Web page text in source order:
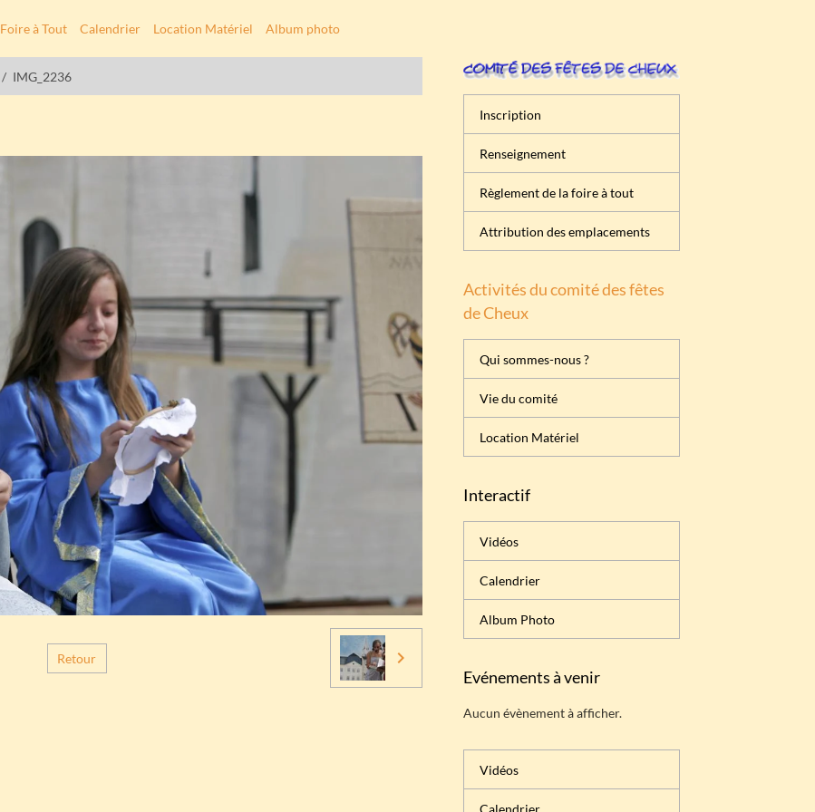
Foire à Tout Calendrier Location Matériel Album photo
IMG_2236
Retour
Inscription
Renseignement
Règlement de la foire à tout
Attribution des emplacements
Activités du comité des fêtes
de Cheux
Qui sommes-nous ?
Vie du comité
Location Matériel
Interactif
Vidéos
Calendrier
Album Photo
Evénements à venir
Aucun évènement à afficher.
Vidéos
Calendrier